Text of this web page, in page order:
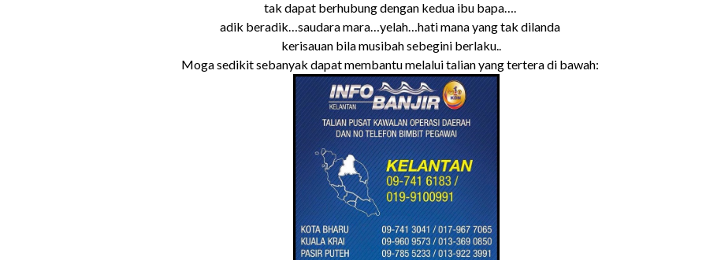
tak dapat berhubung dengan kedua ibu bapa….
adik beradik…saudara mara…yelah…hati mana yang tak dilanda
kerisauan bila musibah sebegini berlaku..
Moga sedikit sebanyak dapat membantu melalui talian yang tertera di bawah: